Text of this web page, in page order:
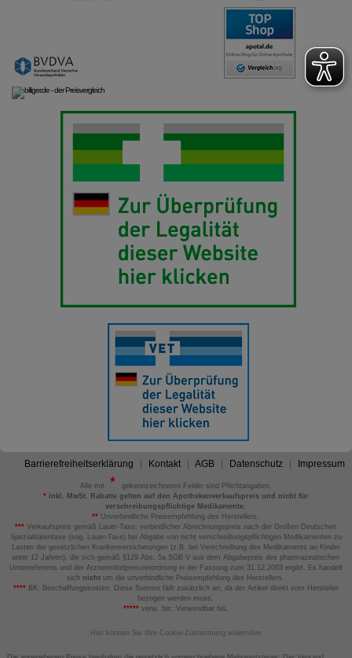
Barrierefreiheitserklärung Kontakt AGB Datenschutz Impressum
Alle mit
gekennzeichneten Felder sind Pflichtangaben.
*inkl. MwSt. Rabatte gelten auf den Apothekenverkaufspreis und nicht für
verschreibungspflichtige Medikamente.
** Unverbindliche Preisempfehlung des Herstellers.
*** Verkaufspreis gemäß Lauer-Taxe; verbindlicher Abrechnungspreis nach der Großen Deutschen
Spezialitätentaxe (sog. Lauer-Taxe) bei Abgabe von nicht verschreibungspflichtigen Medikamenten zu
Lasten der gesetzlichen Krankenversicherungen (z.B. bei Verschreibung des Medikaments an Kinder
unter 12 Jahren), die sich gemäß §129 Abs. 5a SGB V aus dem Abgabepreis des pharmazeutischen
Unternehmens und der Arzneimittelpreisverordnung in der Fassung zum 31.12.2003 ergibt. Es handelt
sich nicht um die unverbindliche Preisempfehlung des Herstellers.
****BK: Beschaffungskosten. Diese Summe fällt zusätzlich an, da der Artikel direkt vom Hersteller
bezogen werden muss.
*****verw. bis: Verwendbar bis.
Hier können Sie Ihre Cookie-Zustimmung widerrufen